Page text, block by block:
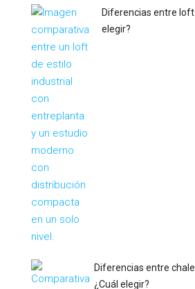
Diferencias entre loft
elegir?
Diferencias entre
¿Cuál elegir?